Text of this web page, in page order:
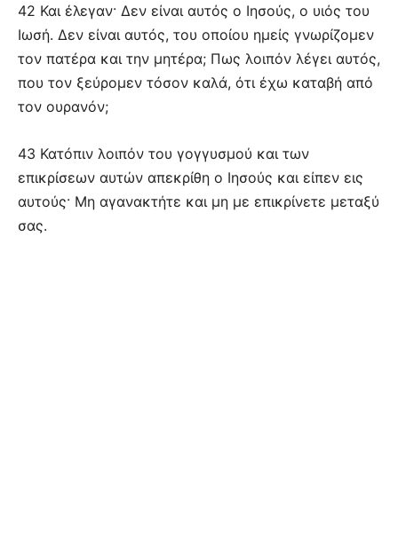
42 Και έλεγαν· Δεν είναι αυτός ο Ιησούς, ο υιός του
Ιωσή. Δεν είναι αυτός, του οποίου ημείς γνωρίζομεν
τον πατέρα και την μητέρα; Πως λοιπόν λέγει αυτός,
που τον ξεύρομεν τόσον καλά, ότι έχω καταβή από
τον ουρανόν;
43 Κατόπιν λοιπόν του γογγυσμού και των
επικρίσεων αυτών απεκρίθη ο Ιησούς και είπεν εις
αυτούς· Μη αγανακτήτε και μη με επικρίνετε μεταξύ
σας.